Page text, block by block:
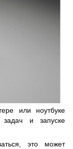
или ноутбуке
и запуске
это может